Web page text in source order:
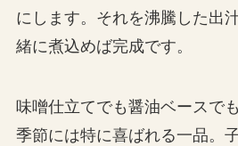
にします。それを沸騰した出
緒に煮込めば完成です。
味噌仕立てでも醤油ベースで
季節には特に喜ばれる一品。